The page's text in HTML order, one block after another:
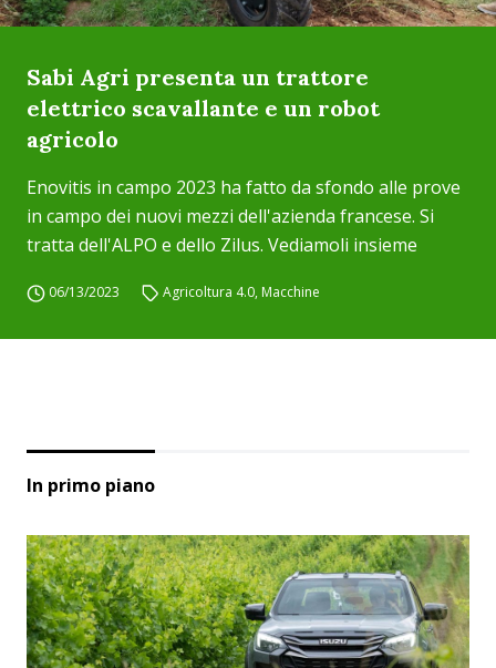
Sabi Agri presenta un trattore
elettrico scavallante e un robot
agricolo
Enovitis in campo 2023 ha fatto da sfondo alle prove
in campo dei nuovi mezzi dell'azienda francese. Si
tratta dell'ALPO e dello Zilus. Vediamoli insieme
06/13/2023 Agricoltura 4.0, Macchine
In primo piano